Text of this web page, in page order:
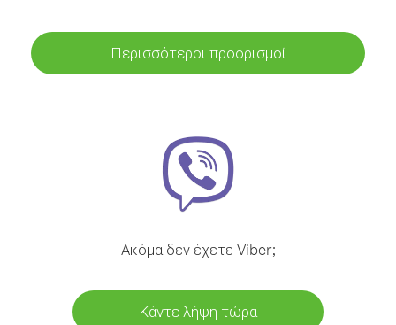
Περισσότεροι προορισμοί
Ακόμα δεν έχετε Viber;
Κάντε λήψη τώρα